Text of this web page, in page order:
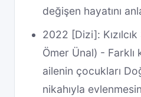
değişen hayatını
2022 [Dizi]:
Ömer Ünal) -
ailenin çocukları
nikahıyla